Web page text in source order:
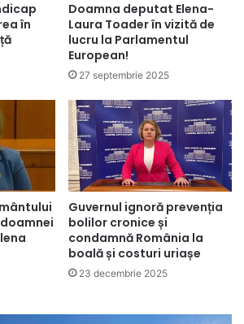
în
Doamna deputat Elena-
Laura Toader în vizită de
lucru la Parlamentul
European!
27 septembrie 2025
Guvernul ignoră prevenția
bolilor cronice și
condamnă România la
boală și costuri uriașe
23 decembrie 2025